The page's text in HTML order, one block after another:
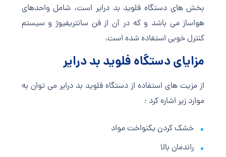
بخش های دستگاه فلوید بد درایر است، شامل واحدهای
هواساز می باشد و که در آن از فن سانتریفیوژ و سیستم
کنترل خوبی استفاده شده است.
مزایای دستگاه فلوید بد درایر
از مزیت های استفاده از دستگاه فلوید بد درایر می توان به
موارد زیر اشاره کرد :
خشک کردن یکنواخت مواد
راندمان بالا